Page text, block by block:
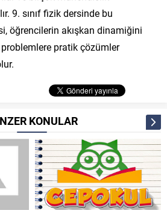
9. sınıf fizik dersinde bu
öğrencilerin akışkan dinamiğini
pratik çözümler
KONULAR